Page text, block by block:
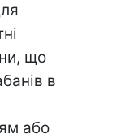
що
в
або